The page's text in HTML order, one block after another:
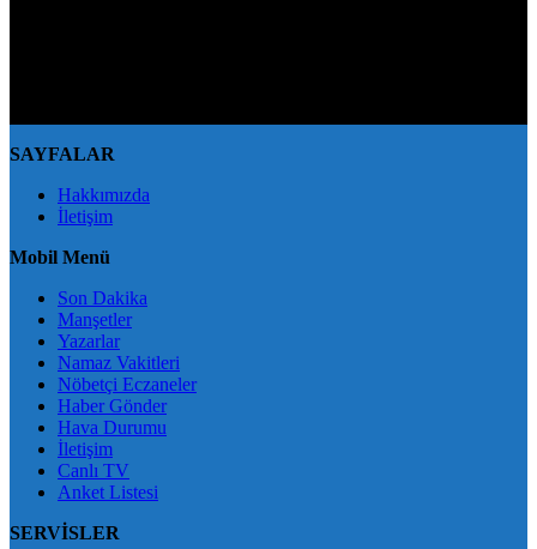
SAYFALAR
Hakkımızda
İletişim
Mobil Menü
Son Dakika
Manşetler
Yazarlar
Namaz Vakitleri
Nöbetçi Eczaneler
Haber Gönder
Hava Durumu
İletişim
Canlı TV
Anket Listesi
SERVİSLER